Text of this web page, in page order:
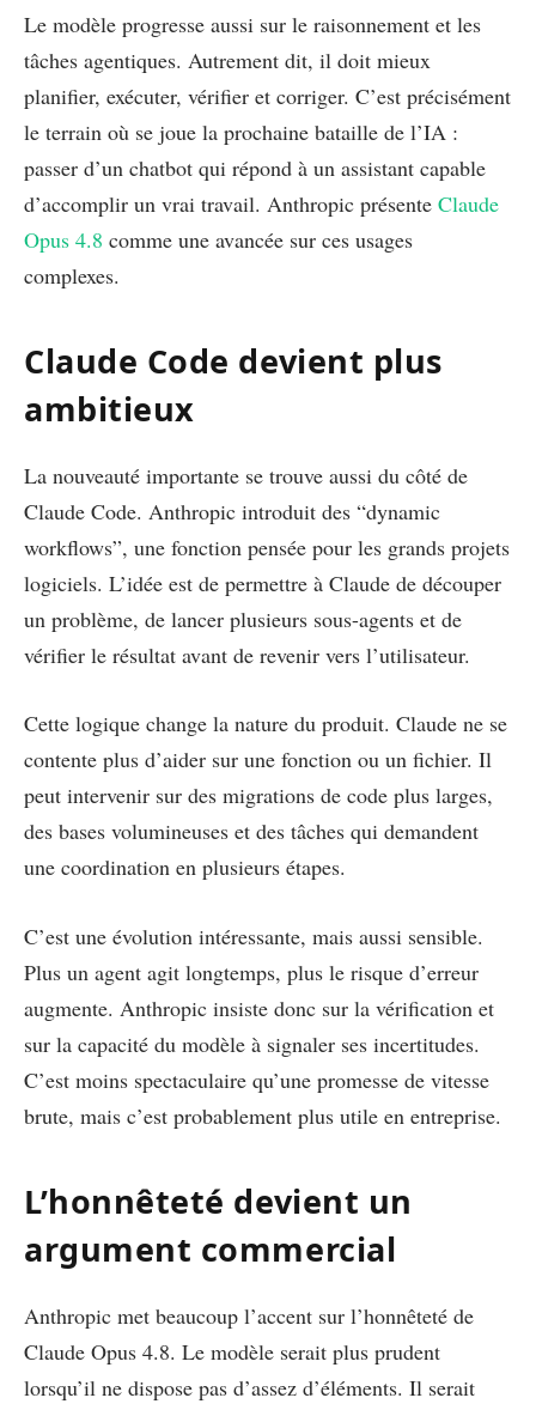
Le modèle progresse aussi sur le raisonnement et les
tâches agentiques. Autrement dit, il doit mieux
planifier, exécuter, vérifier et corriger. C’est précisément
le terrain où se joue la prochaine bataille de l’IA :
passer d’un chatbot qui répond à un assistant capable
d’accomplir un vrai travail. Anthropic présente Claude
Opus 4.8 comme une avancée sur ces usages
complexes.
Claude Code devient plus
ambitieux
La nouveauté importante se trouve aussi du côté de
Claude Code. Anthropic introduit des “dynamic
workflows”, une fonction pensée pour les grands projets
logiciels. L’idée est de permettre à Claude de découper
un problème, de lancer plusieurs sous-agents et de
vérifier le résultat avant de revenir vers l’utilisateur.
Cette logique change la nature du produit. Claude ne se
contente plus d’aider sur une fonction ou un fichier. Il
peut intervenir sur des migrations de code plus larges,
des bases volumineuses et des tâches qui demandent
une coordination en plusieurs étapes.
C’est une évolution intéressante, mais aussi sensible.
Plus un agent agit longtemps, plus le risque d’erreur
augmente. Anthropic insiste donc sur la vérification et
sur la capacité du modèle à signaler ses incertitudes.
C’est moins spectaculaire qu’une promesse de vitesse
brute, mais c’est probablement plus utile en entreprise.
L’honnêteté devient un
argument commercial
Anthropic met beaucoup l’accent sur l’honnêteté de
Claude Opus 4.8. Le modèle serait plus prudent
lorsqu’il ne dispose pas d’assez d’éléments. Il serait